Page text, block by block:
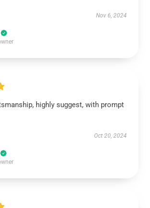
Nov 6, 2024
highly suggest, with prompt
Oct 20, 2024